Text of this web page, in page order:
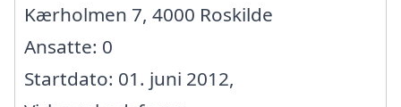
Kærholmen 7, 4000 Roskilde
Ansatte: 0
Startdato: 01. juni 2012,